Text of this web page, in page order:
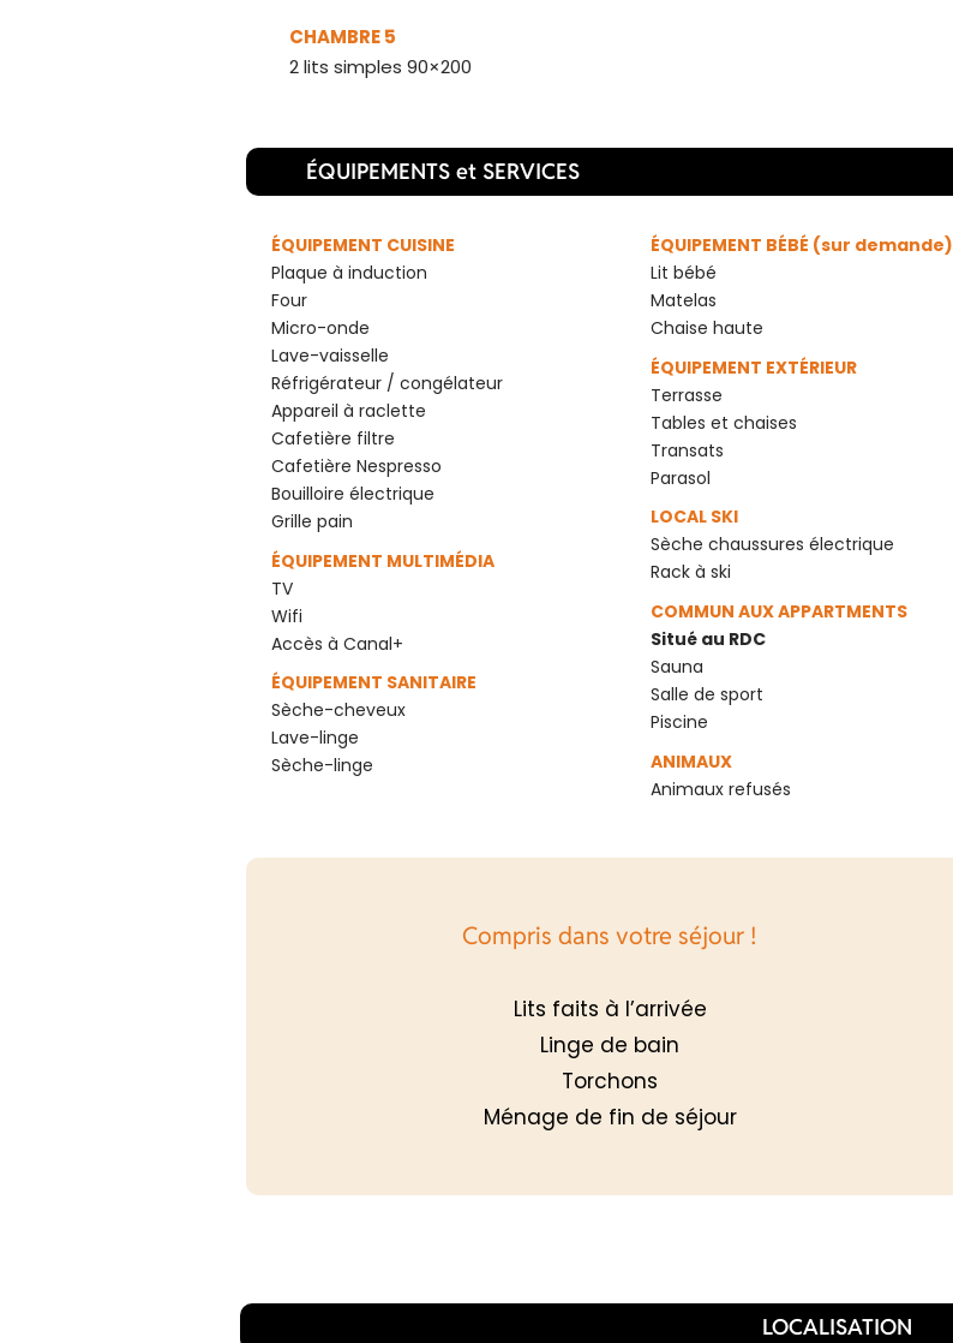
CHAMBRE 5
2 lits simples 90×200
ÉQUIPEMENTS et SERVICES
ÉQUIPEMENT CUISINE
Plaque à induction
Four
Micro-onde
Lave-vaisselle
Réfrigérateur / congélateur
Appareil à raclette
Cafetière filtre
Cafetière Nespresso
Bouilloire électrique
Grille pain
ÉQUIPEMENT MULTIMÉDIA
TV
Wifi
Accès à Canal+
ÉQUIPEMENT SANITAIRE
Sèche-cheveux
Lave-linge
Sèche-linge
ÉQUIPEMENT BÉBÉ (sur demande)
Lit bébé
Matelas
Chaise haute
ÉQUIPEMENT EXTÉRIEUR
Terrasse
Tables et chaises
Transats
Parasol
LOCAL SKI
Sèche chaussures électrique
Rack à ski
COMMUN AUX APPARTMENTS
Situé au RDC
Sauna
Salle de sport
Piscine
ANIMAUX
Animaux refusés
Compris dans votre séjour !
Lits faits à l’arrivée
Linge de bain
Torchons
Ménage de fin de séjour
LOCALISATION